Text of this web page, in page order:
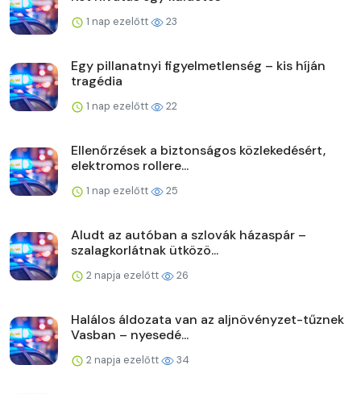
1 nap ezelőtt 23
Egy pillanatnyi figyelmetlenség – kis híján
tragédia
1 nap ezelőtt 22
Ellenőrzések a biztonságos közlekedésért,
elektromos rollere...
1 nap ezelőtt 25
Aludt az autóban a szlovák házaspár –
szalagkorlátnak ütközö...
2 napja ezelőtt 26
Halálos áldozata van az aljnövényzet-tűznek
Vasban – nyesedé...
2 napja ezelőtt 34